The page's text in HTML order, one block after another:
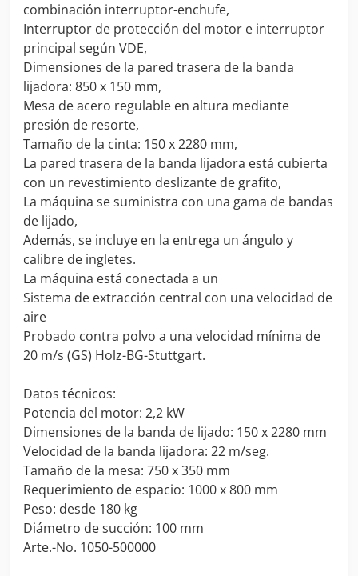
combinación interruptor-enchufe,
Interruptor de protección del motor e interruptor
principal según VDE,
Dimensiones de la pared trasera de la banda
lijadora: 850 x 150 mm,
Mesa de acero regulable en altura mediante
presión de resorte,
Tamaño de la cinta: 150 x 2280 mm,
La pared trasera de la banda lijadora está cubierta
con un revestimiento deslizante de grafito,
La máquina se suministra con una gama de bandas
de lijado,
Además, se incluye en la entrega un ángulo y
calibre de ingletes.
La máquina está conectada a un
Sistema de extracción central con una velocidad de
aire
Probado contra polvo a una velocidad mínima de
20 m/s (GS) Holz-BG-Stuttgart.
Datos técnicos:
Potencia del motor: 2,2 kW
Dimensiones de la banda de lijado: 150 x 2280 mm
Velocidad de la banda lijadora: 22 m/seg.
Tamaño de la mesa: 750 x 350 mm
Requerimiento de espacio: 1000 x 800 mm
Peso: desde 180 kg
Diámetro de succión: 100 mm
Arte.-No. 1050-500000